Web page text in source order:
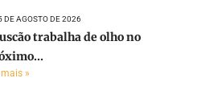
DE AGOSTO DE 2026
trabalha de olho no
mais »